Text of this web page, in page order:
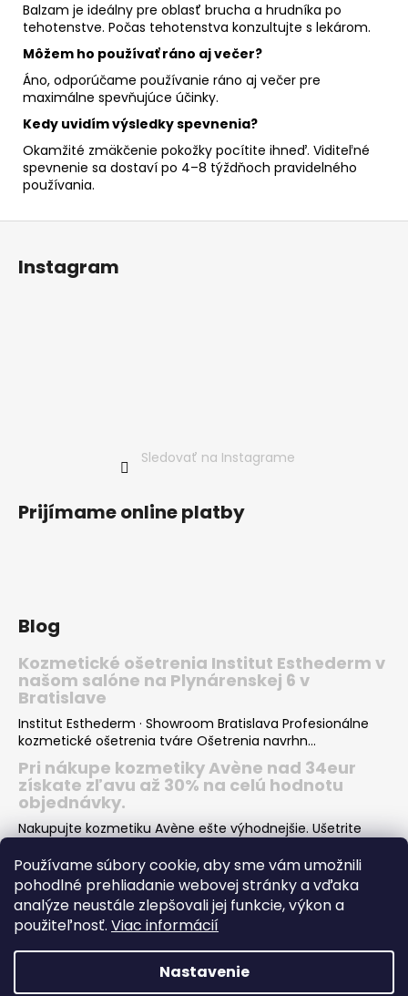
Používame súbory cookie, aby sme vám umožnili
pohodlné prehliadanie webovej stránky a vďaka
analýze neustále zlepšovali jej funkcie, výkon a
použiteľnosť. Viac informácií
Nastavenie
Balzam je ideálny pre oblasť brucha a hrudníka po
tehotenstve. Počas tehotenstva konzultujte s lekárom.
Môžem ho používať ráno aj večer?
Áno, odporúčame používanie ráno aj večer pre
maximálne spevňujúce účinky.
Kedy uvidím výsledky spevnenia?
Okamžité zmäkčenie pokožky pocítite ihneď. Viditeľné
spevnenie sa dostaví po 4–8 týždňoch pravidelného
používania.
Instagram
Sledovať na Instagrame
Prijímame online platby
Blog
Kozmetické ošetrenia Institut Esthederm v
našom salóne na Plynárenskej 6 v
Bratislave
Institut Esthederm · Showroom Bratislava Profesionálne
kozmetické ošetrenia tváre Ošetrenia navrhn...
Pri nákupe kozmetiky Avène nad 34eur
získate zľavu až 30% na celú hodnotu
objednávky.
Nakupujte kozmetiku Avène ešte výhodnejšie. Ušetrite
Institut Esthederm darčeky v hodnote viac
ako 66€ k nákupu letných produktov pre
krásne opálenie
Pri nákupe dvoch rôznych letných produktov INSTITUT
ESTHEDERM SUN CARE dostanete od nás skvelý darče...